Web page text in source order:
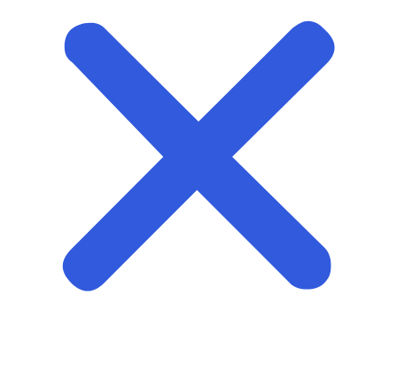
Start prosjektet ditt med oss
Klar til å gjøre ideen din om til en kraftfull digital opplevelse?